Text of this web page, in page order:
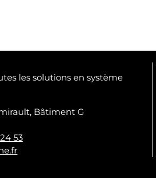
les solutions en système
Bâtiment G
53